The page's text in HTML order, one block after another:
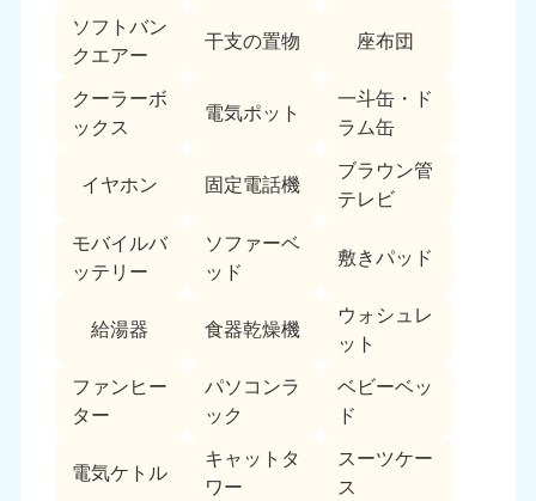
ソフトバン
クエアー
干支の置物 座布団
クーラーボ
ックス
電気ポット
一斗缶・ド
ラム缶
イヤホン 固定電話機
ブラウン管
テレビ
モバイルバ
ッテリー
ソファーベ
ッド
敷きパッド
給湯器 食器乾燥機
ウォシュレ
ット
ファンヒー
ター
パソコンラ
ック
ベビーベッ
ド
電気ケトル
キャットタ
ワー
スーツケー
ス
9:00〜19:00 年中無休
050-1880-9892
9:00〜19:00 年中無休
050-1880-9887
9:00〜19:00 年中無休